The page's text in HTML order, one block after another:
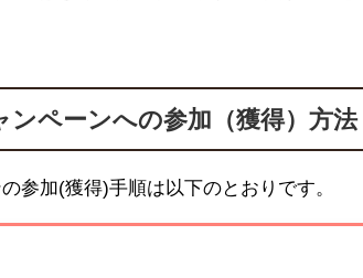
ンペーンへの参加（獲得）方法
参加(獲得)手順は以下のとおりです。